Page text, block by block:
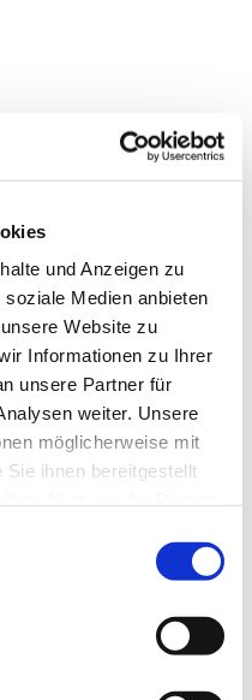
und Anzeigen zu
Medien anbieten
Website zu
Informationen zu Ihrer
unsere Partner für
weiter. Unsere
möglicherweise mit
ihnen bereitgestellt
Sie auch